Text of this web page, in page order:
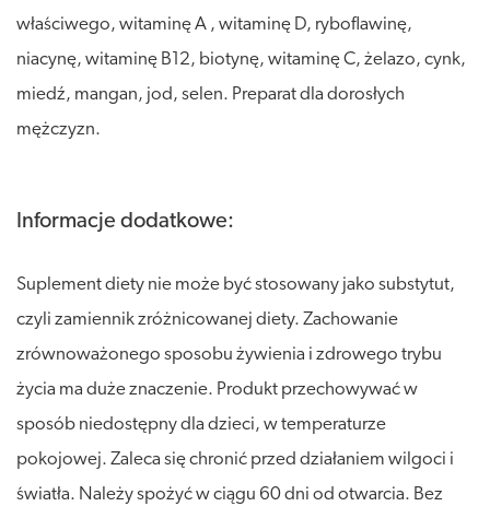
właściwego, witaminę A , witaminę D, ryboflawinę,
niacynę, witaminę B12, biotynę, witaminę C, żelazo, cynk,
miedź, mangan, jod, selen. Preparat dla dorosłych
mężczyzn.
Informacje dodatkowe:
Suplement diety nie może być stosowany jako substytut,
czyli zamiennik zróżnicowanej diety. Zachowanie
zrównoważonego sposobu żywienia i zdrowego trybu
życia ma duże znaczenie. Produkt przechowywać w
sposób niedostępny dla dzieci, w temperaturze
pokojowej. Zaleca się chronić przed działaniem wilgoci i
światła. Należy spożyć w ciągu 60 dni od otwarcia. Bez